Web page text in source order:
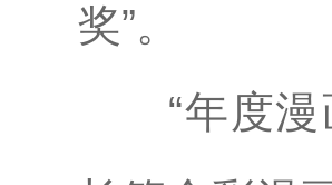
奖”。
“年度漫